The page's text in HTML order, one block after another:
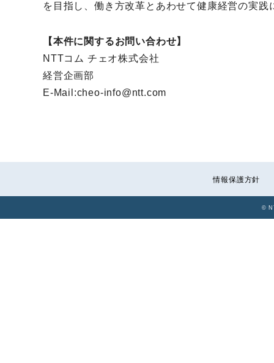
を目指し、働き方改革とあわせて健康経営の実践
【本件に関するお問い合わせ】
NTTコム チェオ株式会社
経営企画部
E-Mail:cheo-info@ntt.com
情報保護方針
©